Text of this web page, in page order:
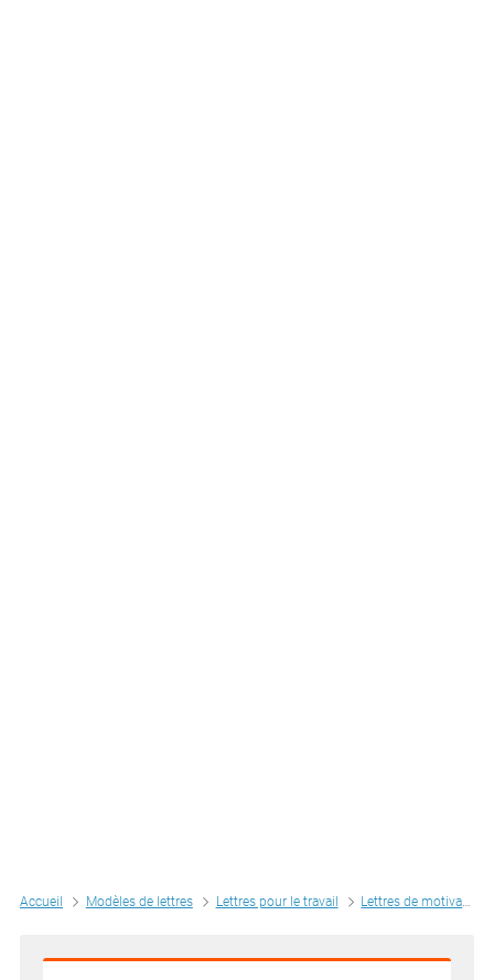
Accueil Modèles de lettres Lettres pour le travail Lettres de motivation